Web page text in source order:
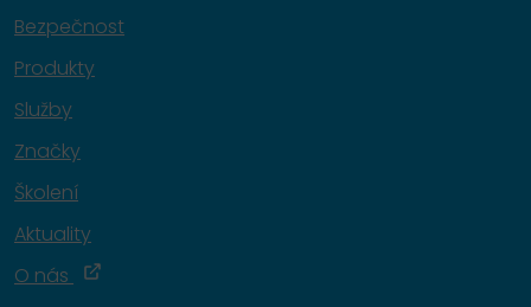
Bezpečnost
Produkty
Služby
Značky
Školení
Aktuality
O nás